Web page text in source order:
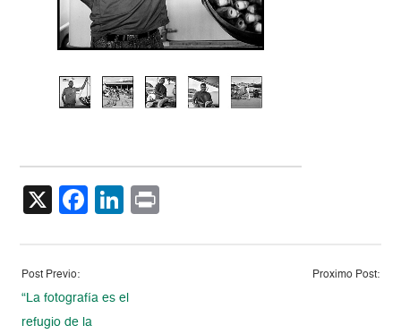
X Facebook
LinkedIn
Post Previo:
“La fotografía es el
refugio de la
Proximo Post: